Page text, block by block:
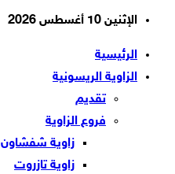
الإثنين 10 أغسطس 2026
الرئيسية
الزاوية الريسونية
تقديم
فروع الزاوية
زاوية شفشاون
زاوية تازروت